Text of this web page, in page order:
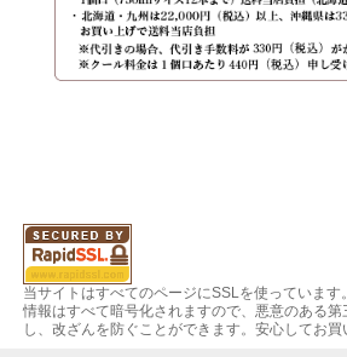
当サイトはすべてのページにSSLを使っています
情報はすべて暗号化されますので、悪意のある第
し、改ざんを防ぐことができます。安心してお買